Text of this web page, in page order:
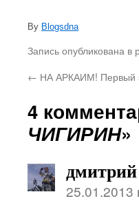
By Blogsdna
Запись опубликована в
← НА АРКАИМ! Первый
4
ЧИГИРИН»
дмитрий
25.01.2013